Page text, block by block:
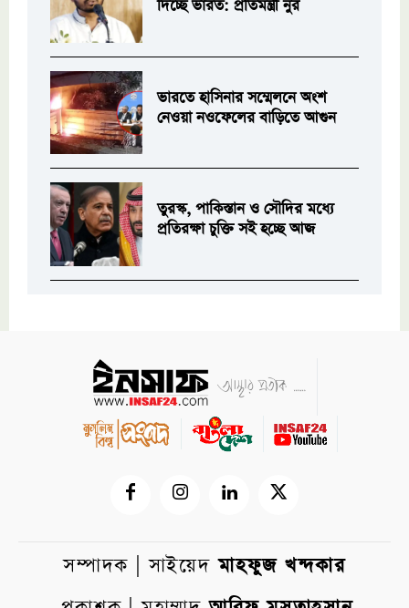
দিচ্ছে ভারত: প্রতিমন্ত্রী নুর
ভারতে হাসিনার সম্মেলনে অংশ
নেওয়া নওফেলের বাড়িতে আগুন
তুরস্ক, পাকিস্তান ও সৌদির মধ্যে
প্রতিরক্ষা চুক্তি সই হচ্ছে আজ
সম্পাদক | সাইয়েদমাহফুজ খন্দকার